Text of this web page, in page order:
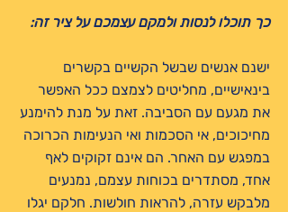
כך תוכלו לנסות ולמקם עצמכם על ציר זה:
ישנם אנשים שבשל הקשיים בקשרים
בינאישיים, מחליטים לצמצם ככל האפשר
את מגעם עם הסביבה. זאת על מנת להימנע
מחיכוכים, אי הסכמות ואי הנעימות הכרוכה
במפגש עם האחר. הם אינם זקוקים לאף
אחד, מסתדרים בכוחות עצמם, נמנעים
מלבקש עזרה, להראות חולשות. חלקם יגלו